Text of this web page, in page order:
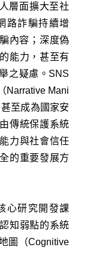
層面擴大至社
路詐騙持續增
內容；深度偽
能力，甚至有
之疑慮。SNS
Narrative Mani
至成為國家安
傳統保護系統
力與社會信任
的重要發展方
心研究開發課
知弱點的系統
圖（Cognitive